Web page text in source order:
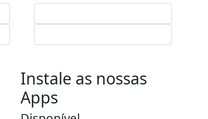
Instale as nossas
Apps